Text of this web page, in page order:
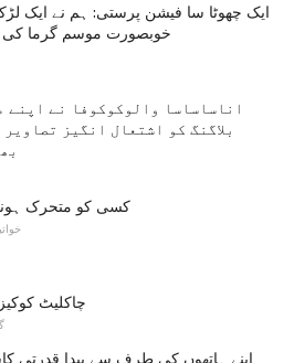
ایک چھوٹا سا فیشن پرستی: ہم نے ایک
خوبصورت موسم گرما کی
اناساساسا والوکوکوفا نے اپنے
بلاگنگ کو اشتعال انگیز
کسی کو متحرک ہونا
چاکلیٹ
اپنے ہاتھوں کی طرف سے پیدا قدرتی